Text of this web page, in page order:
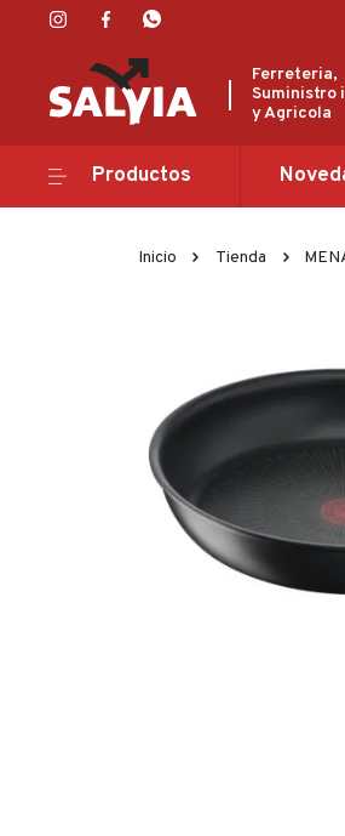
Ferreteria,
Suministro
y Agricola
Productos
Novedades
Catálogos
Productos
Inicio Tienda